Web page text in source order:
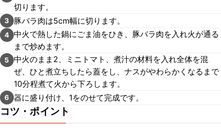
切ります。
3 豚バラ肉は5cm幅に切ります。
4 中火で熱した鍋にごま油をひき、豚バラ肉を入れ火が通る
まで炒めます。
5 中火のまま2、ミニトマト、煮汁の材料を入れ全体を混
ぜ、ひと煮立ちしたら蓋をし、ナスがやわらかくなるまで
10分程煮て火から下ろします。
6 器に盛り付け、1をのせて完成です。
コツ・ポイント